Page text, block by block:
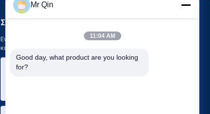
Στείλτε μας μήνυμα
Ενημερώστε μας για τις ανάγκες σας. Θα συνδέσουμε τα
καλύτερα προϊόντα μαζί σας.
Mr Qin
11:04 AM
Good day, what product are you looking
for?